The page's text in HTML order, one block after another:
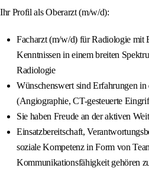
Ihr Profil als Oberarzt (m/w/d):
Facharzt (m/w/d) für Radiologie mit
Kenntnissen in einem breiten
Radiologie
Wünschenswert sind Erfahrungen
(Angiographie, CT-gesteuerte
Sie haben Freude an der aktiven
Einsatzbereitschaft,
soziale Kompetenz in Form von
Kommunikationsfähigkeit gehören